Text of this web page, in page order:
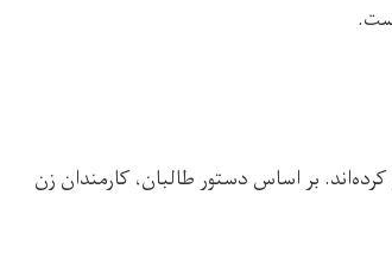
بر اساس دستور طالبان، کارمندان زن